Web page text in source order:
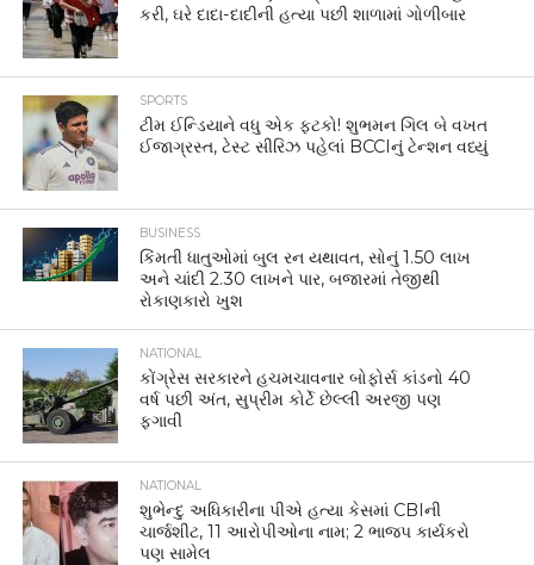
કરી, ઘરે દાદા-દાદીની હત્યા પછી શાળામાં ગોળીબાર
SPORTS
ટીમ ઈન્ડિયાને વધુ એક ફટકો! શુભમન ગિલ બે વખત
ઈજાગ્રસ્ત, ટેસ્ટ સીરિઝ પહેલાં BCCIનું ટેન્શન વધ્યું
BUSINESS
કિંમતી ધાતુઓમાં બુલ રન યથાવત, સોનું 1.50 લાખ
અને ચાંદી 2.30 લાખને પાર, બજારમાં તેજીથી
રોકાણકારો ખુશ
NATIONAL
કોંગ્રેસ સરકારને હચમચાવનાર બોફોર્સ કાંડનો 40
વર્ષ પછી અંત, સુપ્રીમ કોર્ટે છેલ્લી અરજી પણ
ફગાવી
NATIONAL
શુભેન્દુ અધિકારીના પીએ હત્યા કેસમાં CBIની
ચાર્જશીટ, 11 આરોપીઓના નામ; 2 ભાજપ કાર્યકરો
પણ સામેલ